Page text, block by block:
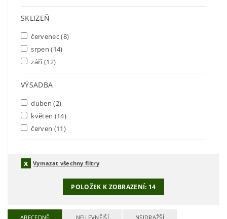
SKLIZEŇ
červenec(8)
srpen(14)
září(12)
VÝSADBA
duben(2)
květen (14)
červen (11)
Vymazat všechny filtry
POLOŽEK K ZOBRAZENÍ: 14
ABECEDNĚ NEJLEVNĚJŠÍ NEJDRAŽŠÍ